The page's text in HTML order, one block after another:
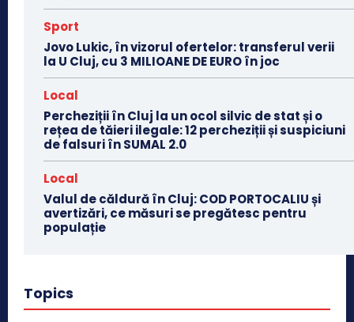
Sport
Jovo Lukic, în vizorul ofertelor: transferul verii
la U Cluj, cu 3 MILIOANE DE EURO în joc
Local
Percheziții în Cluj la un ocol silvic de stat și o
rețea de tăieri ilegale: 12 percheziții și suspiciuni
de falsuri în SUMAL 2.0
Local
Valul de căldură în Cluj: COD PORTOCALIU și
avertizări, ce măsuri se pregătesc pentru
populație
Topics